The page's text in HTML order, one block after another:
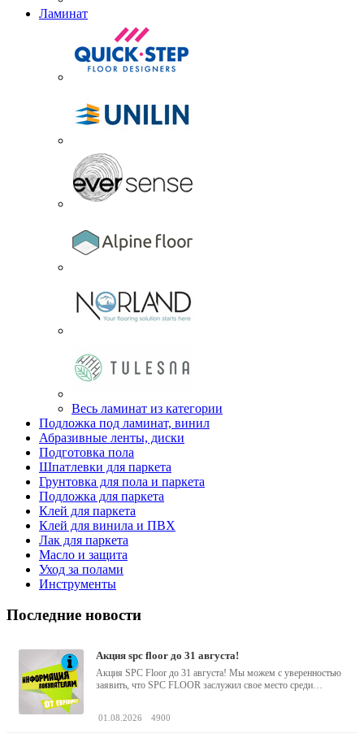
Ламинат
Весь ламинат из категории
Подложка под ламинат, винил
Абразивные ленты, диски
Подготовка пола
Шпатлевки для паркета
Грунтовка для пола и паркета
Подложка для паркета
Клей для паркета
Клей для винила и ПВХ
Лак для паркета
Масло и защита
Уход за полами
Инструменты
Последние новости
акция spc floor до 31 августа!
Акция SPC Floor до 31 августа! Мы можем с уверенностью
заявить, что SPC FLOOR заслужил свое место среди
01.08.2026 4900